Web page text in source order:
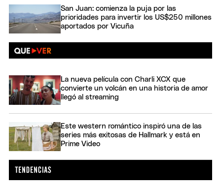
San Juan: comienza la puja por las
prioridades para invertir los US$250 millones
aportados por Vicuña
La nueva película con Charli XCX que
convierte un volcán en una historia de amor
llegó al streaming
Este western romántico inspiró una de las
series más exitosas de Hallmark y está en
Prime Video